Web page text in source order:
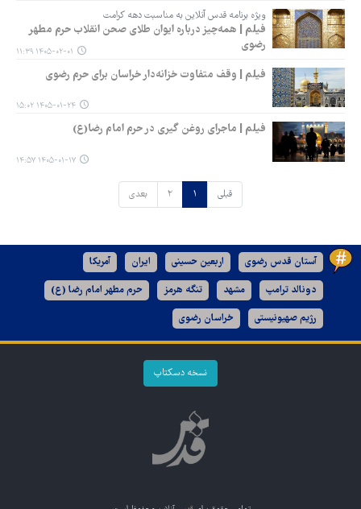
ویژه برنامه قدس آنلاین به مناسبت دهه کرامت
فیلم | همه‌چیز درباره ایوان طلای صحن انقلاب حرم مطهر
رضوی
۱۴۰۵-۰۲-۰۱ ۱۱:۳۹
فیلم | وقف متفاوت خزانه‌دار خراسان برای حرم رضوی
۱۴۰۵-۰۱-۲۴ ۱۵:۰۲
فیلم | ماجرای روغن گیری در حرم امام رضا(ع)
۱۴۰۵-۰۱-۱۷ ۱۴:۵۷
قبلی ۱ ۲ بعدی
آستان قدس رضوی اربعین حسینی ایران آمریکا
دونالد ترامپ مشهد تنگه هرمز حرم مطهر امام رضا (ع)
رژیم صهیونیستی خراسان رضوی
نسخه دسکتاپ